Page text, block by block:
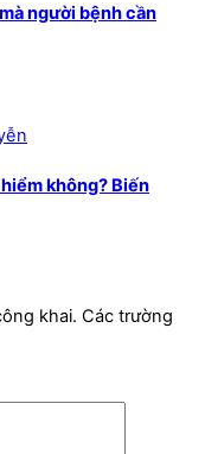
người bệnh cần
không? Biến
khai. Các trường